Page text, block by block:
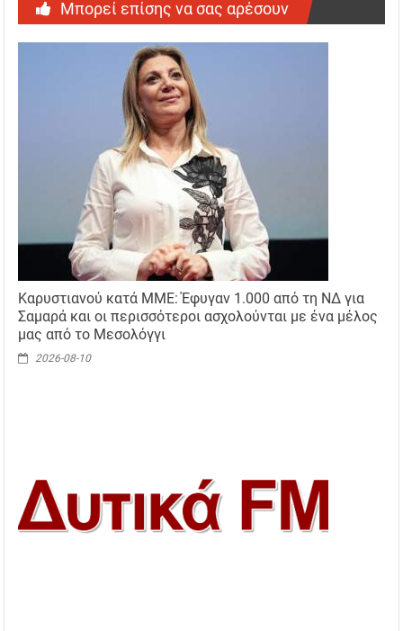
Μπορεί επίσης να σας αρέσουν
Καρυστιανού κατά ΜΜΕ: Έφυγαν 1.000 από τη ΝΔ για
Σαμαρά και οι περισσότεροι ασχολούνται με ένα μέλος
μας από το Μεσολόγγι
2026-08-10